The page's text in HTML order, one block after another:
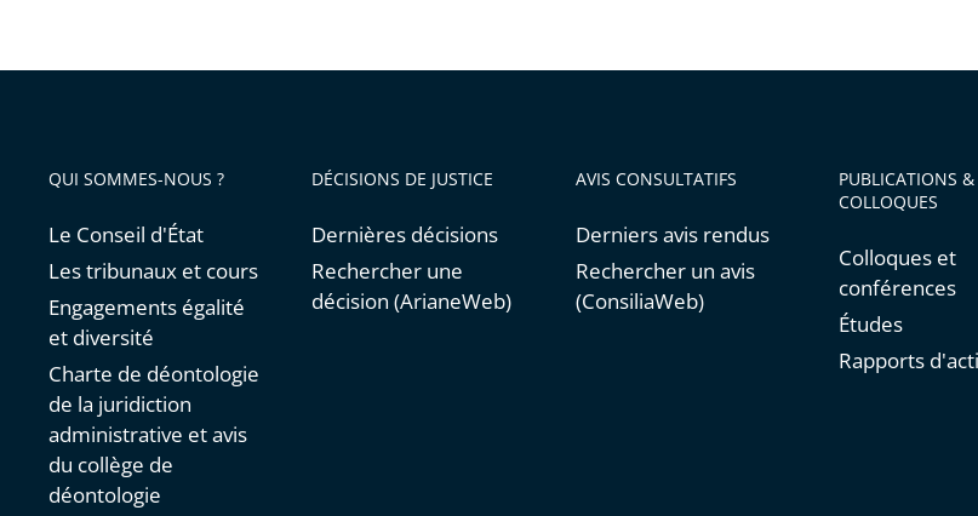
QUI SOMMES-NOUS ?
Le Conseil d'État
Les tribunaux et cours
Engagements égalité
et diversité
Charte de déontologie
de la juridiction
administrative et avis
du collège de
déontologie
DÉCISIONS DE JUSTICE
Dernières décisions
Rechercher une
décision (ArianeWeb)
AVIS CONSULTATIFS
Derniers avis rendus
Rechercher un avis
(ConsiliaWeb)
PUBLICATIONS &
COLLOQUES
Colloques et
conférences
Études
Rapports